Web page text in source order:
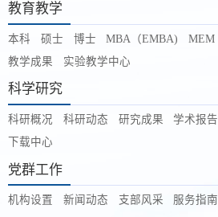
教育教学
本科 硕士 博士 MBA（EMBA) MEM
教学成果
实验教学中心
科学研究
科研概况 科研动态 研究成果 学术报告
下载中心
党群工作
机构设置 新闻动态 支部风采 服务指南